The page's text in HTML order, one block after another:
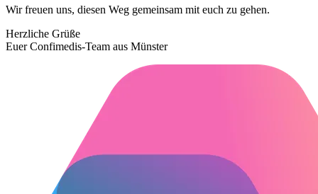
Wir freuen uns, diesen Weg gemeinsam mit euch zu gehen.
Herzliche Grüße
Euer Confimedis-Team aus Münster